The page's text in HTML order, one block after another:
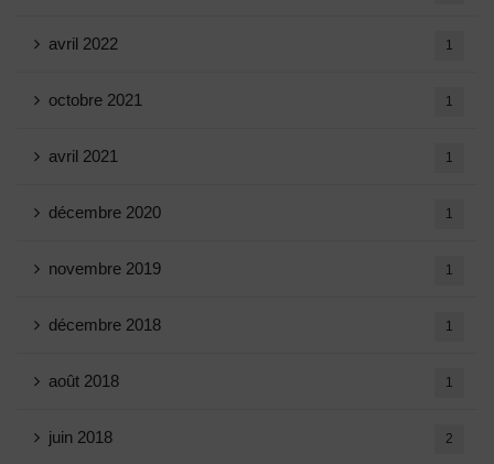
avril 2022 1
octobre 2021 1
avril 2021 1
décembre 2020 1
novembre 2019 1
décembre 2018 1
août 2018 1
juin 2018 2